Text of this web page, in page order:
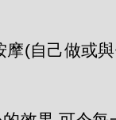
(自己做或